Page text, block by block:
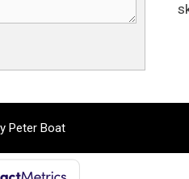
Peter Boat